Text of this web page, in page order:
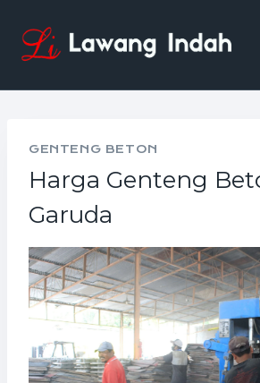
GENTENG BETON
Harga Genteng
Garuda